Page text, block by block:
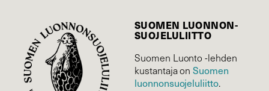
SUOMEN LUONNON­
SUOJELU­LIITTO
Suomen Luonto -lehden
kustantaja onSuomen
luonnonsuojelu­liitto.